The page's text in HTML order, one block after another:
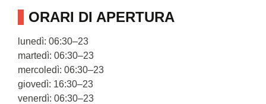
ORARI DI APERTURA
lunedì: 06:30–23
martedì: 06:30–23
mercoledì: 06:30–23
giovedì: 16:30–23
venerdì: 06:30–23